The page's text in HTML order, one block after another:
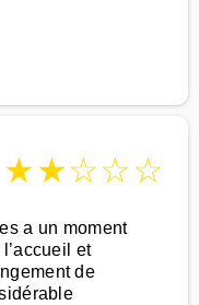
★★☆☆☆
a un moment
et
de